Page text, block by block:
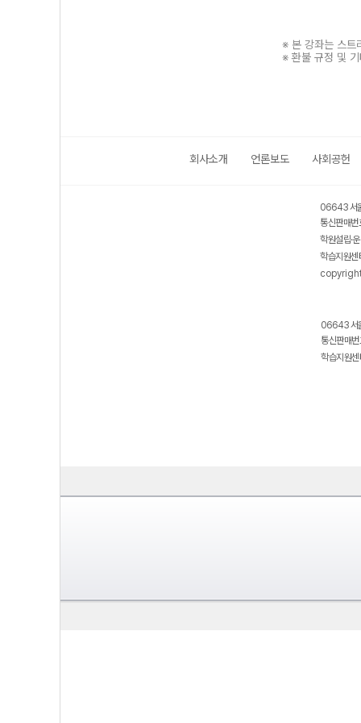
※ 본 강좌는 스트
※ 환불 규정 및
회사소개 언론보도 사회공헌
06643 서
통신판매
학원설립·
학습지원
06643 서
통신판매
학습지원